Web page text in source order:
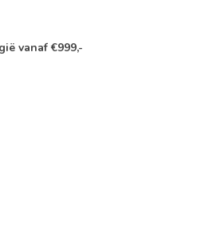
vanaf €999,-